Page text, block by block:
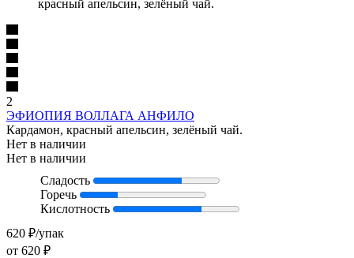
красный апельсин, зелёный чай.
2
ЭФИОПИЯ ВОЛЛАГА АНФИЛО
Кардамон, красный апельсин, зелёный чай.
Нет в наличии
Нет в наличии
Сладость
Горечь
Кислотность
620 ₽/упак
от 620 ₽